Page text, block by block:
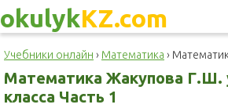
okulykKZ.com
Учебники онлайн › Математика ›
Математика Жакупова Г.Ш.
класса Часть 1